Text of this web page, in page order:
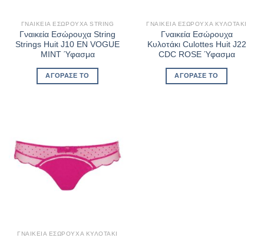
ΓΝΑΙΚΕΊΑ ΕΣΏΡΟΥΧΑ STRING
Γναικεία Εσώρουχα String
Strings Huit J10 EN VOGUE
MINT Ύφασμα
ΑΓΌΡΑΣΈ ΤΟ
ΓΝΑΙΚΕΊΑ ΕΣΏΡΟΥΧΑ ΚΥΛΟΤΆΚΙ
Γναικεία Εσώρουχα
Κυλοτάκι Culottes Huit J22
CDC ROSE Ύφασμα
ΑΓΌΡΑΣΈ ΤΟ
ΓΝΑΙΚΕΊΑ ΕΣΏΡΟΥΧΑ ΚΥΛΟΤΆΚΙ